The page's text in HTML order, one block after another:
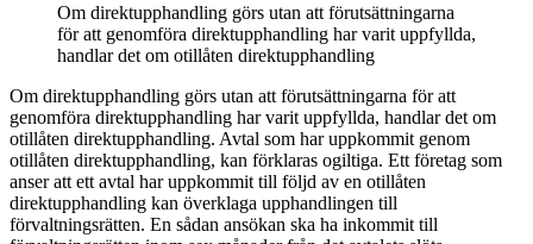
Om direktupphandling görs utan att förutsättningarna
för att genomföra direktupphandling har varit uppfyllda,
handlar det om otillåten direktupphandling
Om direktupphandling görs utan att förutsättningarna för att
genomföra direktupphandling har varit uppfyllda, handlar det om
otillåten direktupphandling. Avtal som har uppkommit genom
otillåten direktupphandling, kan förklaras ogiltiga. Ett företag som
anser att ett avtal har uppkommit till följd av en otillåten
direktupphandling kan överklaga upphandlingen till
förvaltningsrätten. En sådan ansökan ska ha inkommit till